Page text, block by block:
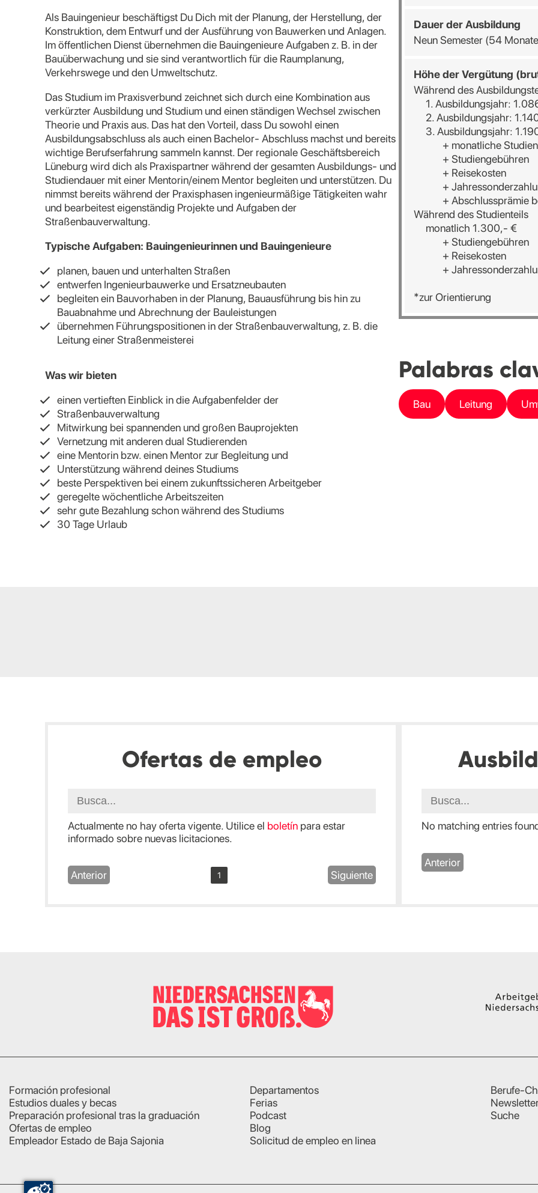
Als Bauingenieur beschäftigst Du Dich mit der Planung, der Herstellung, der
Konstruktion, dem Entwurf und der Ausführung von Bauwerken und Anlagen.
Im öffentlichen Dienst übernehmen die Bauingenieure Aufgaben z. B. in der
Bauüberwachung und sie sind verantwortlich für die Raumplanung,
Verkehrswege und den Umweltschutz.
Das Studium im Praxisverbund zeichnet sich durch eine Kombination aus
verkürzter Ausbildung und Studium und einen ständigen Wechsel zwischen
Theorie und Praxis aus. Das hat den Vorteil, dass Du sowohl einen
Ausbildungsabschluss als auch einen Bachelor- Abschluss machst und bereits
wichtige Berufserfahrung sammeln kannst. Der regionale Geschäftsbereich
Lüneburg wird dich als Praxispartner während der gesamten Ausbildungs- und
Studiendauer mit einer Mentorin/einem Mentor begleiten und unterstützen. Du
nimmst bereits während der Praxisphasen ingenieurmäßige Tätigkeiten wahr
und bearbeitest eigenständig Projekte und Aufgaben der
Straßenbauverwaltung.
Typische Aufgaben: Bauingenieurinnen und Bauingenieure
planen, bauen und unterhalten Straßen
entwerfen Ingenieurbauwerke und Ersatzneubauten
begleiten ein Bauvorhaben in der Planung, Bauausführung bis hin zu
Bauabnahme und Abrechnung der Bauleistungen
übernehmen Führungspositionen in der Straßenbauverwaltung, z. B. die
Leitung einer Straßenmeisterei
Was wir bieten
einen vertieften Einblick in die Aufgabenfelder der
Straßenbauverwaltung
Mitwirkung bei spannenden und großen Bauprojekten
Vernetzung mit anderen dual Studierenden
eine Mentorin bzw. einen Mentor zur Begleitung und
Unterstützung während deines Studiums
beste Perspektiven bei einem zukunftssicheren Arbeitgeber
geregelte wöchentliche Arbeitszeiten
sehr gute Bezahlung schon während des Studiums
30 Tage Urlaub
Dauer der Ausbildung
Neun Semester (54
Höhe der Vergütung
Während des
1. Ausbildungsjahr:
2. Ausbildungsjahr:
3. Ausbildungsjahr:
+ monatliche
+ Studiengebühren
+ Reisekosten
+
+ Abschlussprämie bei
Während des Studienteils
monatlich 1.300,- €
+ Studiengebühren
+ Reisekosten
+
*zur Orientierung
Palabras
Bau Leitung
Ofertas de empleo
Actualmente no hay oferta vigente. Utilice el boletín para estar
informado sobre nuevas licitaciones.
Anterior 1 Siguiente
No matching entries
Anterior
Formación profesional
Estudios duales y becas
Preparación profesional tras la graduación
Ofertas de empleo
Empleador Estado de Baja Sajonia
Departamentos
Ferias
Podcast
Blog
Solicitud de empleo en linea
Berufe-
Suche